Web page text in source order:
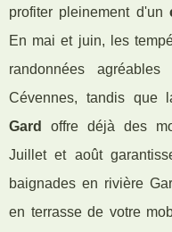
profiter pleinement d'un
En mai et juin, les
randonnées
Cévennes, tandis que
Gard
offre déjà des
Juillet et août
baignades en rivière
en terrasse de votre